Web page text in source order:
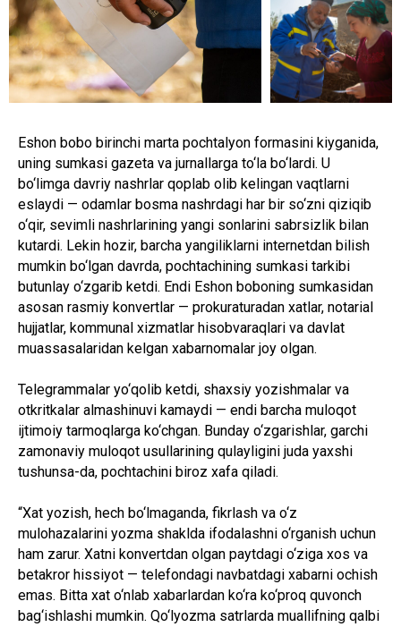
Eshon bobo birinchi marta pochtalyon formasini kiyganida,
uning sumkasi gazeta va jurnallarga to‘la bo‘lardi. U
bo‘limga davriy nashrlar qoplab olib kelingan vaqtlarni
eslaydi — odamlar bosma nashrdagi har bir so‘zni qiziqib
o‘qir, sevimli nashrlarining yangi sonlarini sabrsizlik bilan
kutardi. Lekin hozir, barcha yangiliklarni internetdan bilish
mumkin bo‘lgan davrda, pochtachining sumkasi tarkibi
butunlay o‘zgarib ketdi. Endi Eshon boboning sumkasidan
asosan rasmiy konvertlar — prokuraturadan xatlar, notarial
hujjatlar, kommunal xizmatlar hisobvaraqlari va davlat
muassasalaridan kelgan xabarnomalar joy olgan.
Telegrammalar yo‘qolib ketdi, shaxsiy yozishmalar va
otkritkalar almashinuvi kamaydi — endi barcha muloqot
ijtimoiy tarmoqlarga ko‘chgan. Bunday o‘zgarishlar, garchi
zamonaviy muloqot usullarining qulayligini juda yaxshi
tushunsa-da, pochtachini biroz xafa qiladi.
“Xat yozish, hech bo‘lmaganda, fikrlash va o‘z
mulohazalarini yozma shaklda ifodalashni o‘rganish uchun
ham zarur. Xatni konvertdan olgan paytdagi o‘ziga xos va
betakror hissiyot — telefondagi navbatdagi xabarni ochish
emas. Bitta xat o‘nlab xabarlardan ko‘ra ko‘proq quvonch
bag‘ishlashi mumkin. Qo‘lyozma satrlarda muallifning qalbi